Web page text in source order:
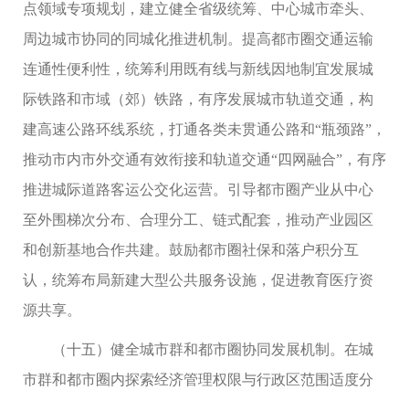
点领域专项规划，建立健全省级统筹、中心城市牵头、
周边城市协同的同城化推进机制。提高都市圈交通运输
连通性便利性，统筹利用既有线与新线因地制宜发展城
际铁路和市域（郊）铁路，有序发展城市轨道交通，构
建高速公路环线系统，打通各类未贯通公路和“瓶颈路”，
推动市内市外交通有效衔接和轨道交通“四网融合”，有序
推进城际道路客运公交化运营。引导都市圈产业从中心
至外围梯次分布、合理分工、链式配套，推动产业园区
和创新基地合作共建。鼓励都市圈社保和落户积分互
认，统筹布局新建大型公共服务设施，促进教育医疗资
源共享。
（十五）健全城市群和都市圈协同发展机制。在城
市群和都市圈内探索经济管理权限与行政区范围适度分